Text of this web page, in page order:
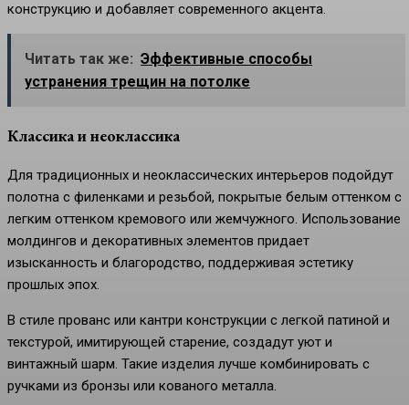
конструкцию и добавляет современного акцента.
Читать так же: Эффективные способы
устранения трещин на потолке
Классика и неоклассика
Для традиционных и неоклассических интерьеров подойдут
полотна с филенками и резьбой, покрытые белым оттенком с
легким оттенком кремового или жемчужного. Использование
молдингов и декоративных элементов придает
изысканность и благородство, поддерживая эстетику
прошлых эпох.
В стиле прованс или кантри конструкции с легкой патиной и
текстурой, имитирующей старение, создадут уют и
винтажный шарм. Такие изделия лучше комбинировать с
ручками из бронзы или кованого металла.